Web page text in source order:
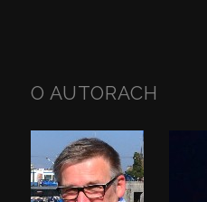
O AUTORACH